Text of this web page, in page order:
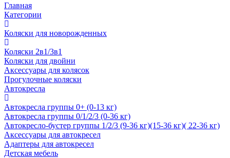
Главная
Категории
Коляски для новорожденных
Коляски 2в1/3в1
Коляски для двойни
Аксессуары для колясок
Прогулочные коляски
Автокресла
Автокресла группы 0+ (0-13 кг)
Автокресла группы 0/1/2/3 (0-36 кг)
Автокресло-бустер группы 1/2/3 (9-36 кг)(15-36 кг)( 22-36 кг)
Аксессуары для автокресел
Адаптеры для автокресел
Детская мебель